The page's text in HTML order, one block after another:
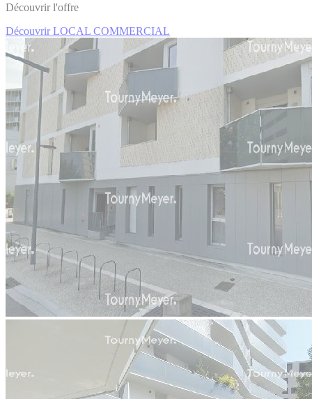
Découvrir l'offre
Découvrir LOCAL COMMERCIAL